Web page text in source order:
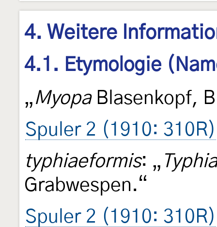
4. Weitere
4.1. Etymologie
„MyopaBlasenkopf,
Spuler 2 (1910: 310R)
typhiaeformis: „ Typhia
Grabwespen.“
Spuler 2 (1910: 310R)